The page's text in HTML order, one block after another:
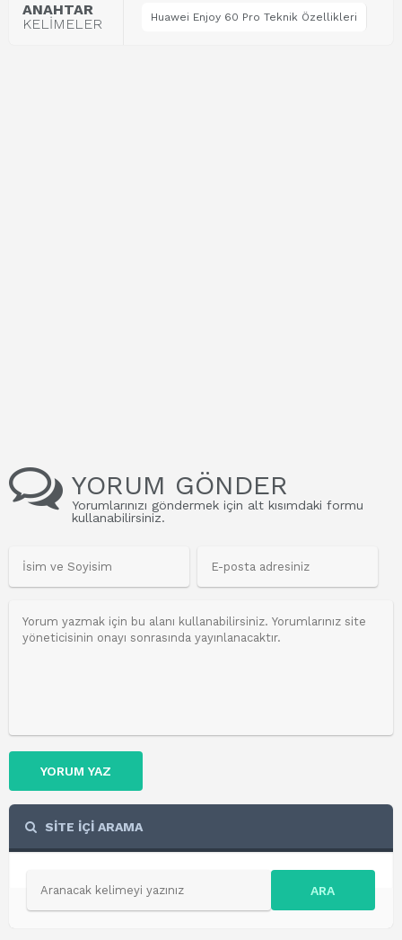
ANAHTAR
KELİMELER
Huawei Enjoy 60 Pro Teknik Özellikleri
YORUM GÖNDER
Yorumlarınızı göndermek için alt kısımdaki formu
kullanabilirsiniz.
YORUM YAZ
SİTE İÇİ ARAMA
ARA